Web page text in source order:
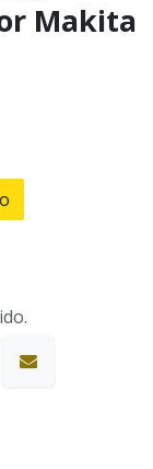
Makita